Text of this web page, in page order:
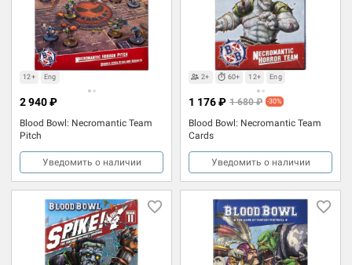
12+ Eng
Blood Bowl: Necromantic Team
Pitch
2 940 ₽
Уведомить о наличии
2+ 60+ 12+ Eng
Blood Bowl: Necromantic Team
Cards
1 176 ₽ 1 680 ₽ -30%
Уведомить о наличии